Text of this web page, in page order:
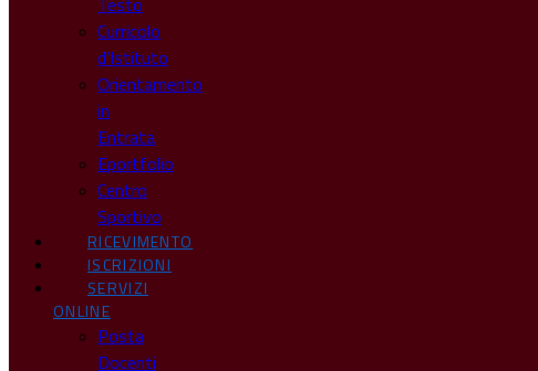
Curricolo
d’Istituto
Orientamento
in
Entrata
Eportfolio
Centro
Sportivo
RICEVIMENTO
ISCRIZIONI
SERVIZI
ONLINE
Posta
Docenti